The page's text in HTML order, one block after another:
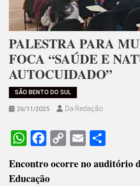
PALESTRA PARA
FOCA “SAÚDE E
AUTOCUIDADO”
SÃO BENTO DO SUL
26/11/2025 Da Redação
WhatsApp
Facebook
CopyEmailShare
Encontro ocorre no auditório
Educação